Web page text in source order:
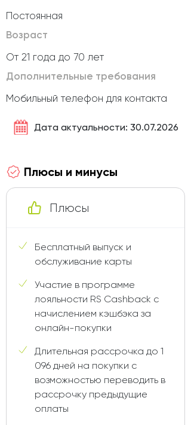
Постоянная
Возраст
От 21 года до 70 лет
Дополнительные требования
Мобильный телефон для контакта
Дата актуальности: 30.07.2026
Плюсы и минусы
Плюсы
Бесплатный выпуск и
обслуживание карты
Участие в программе
лояльности RS Cashback с
начислением кэшбэка за
онлайн-покупки
Длительная рассрочка до 1
096 дней на покупки с
возможностью переводить в
рассрочку предыдущие
оплаты